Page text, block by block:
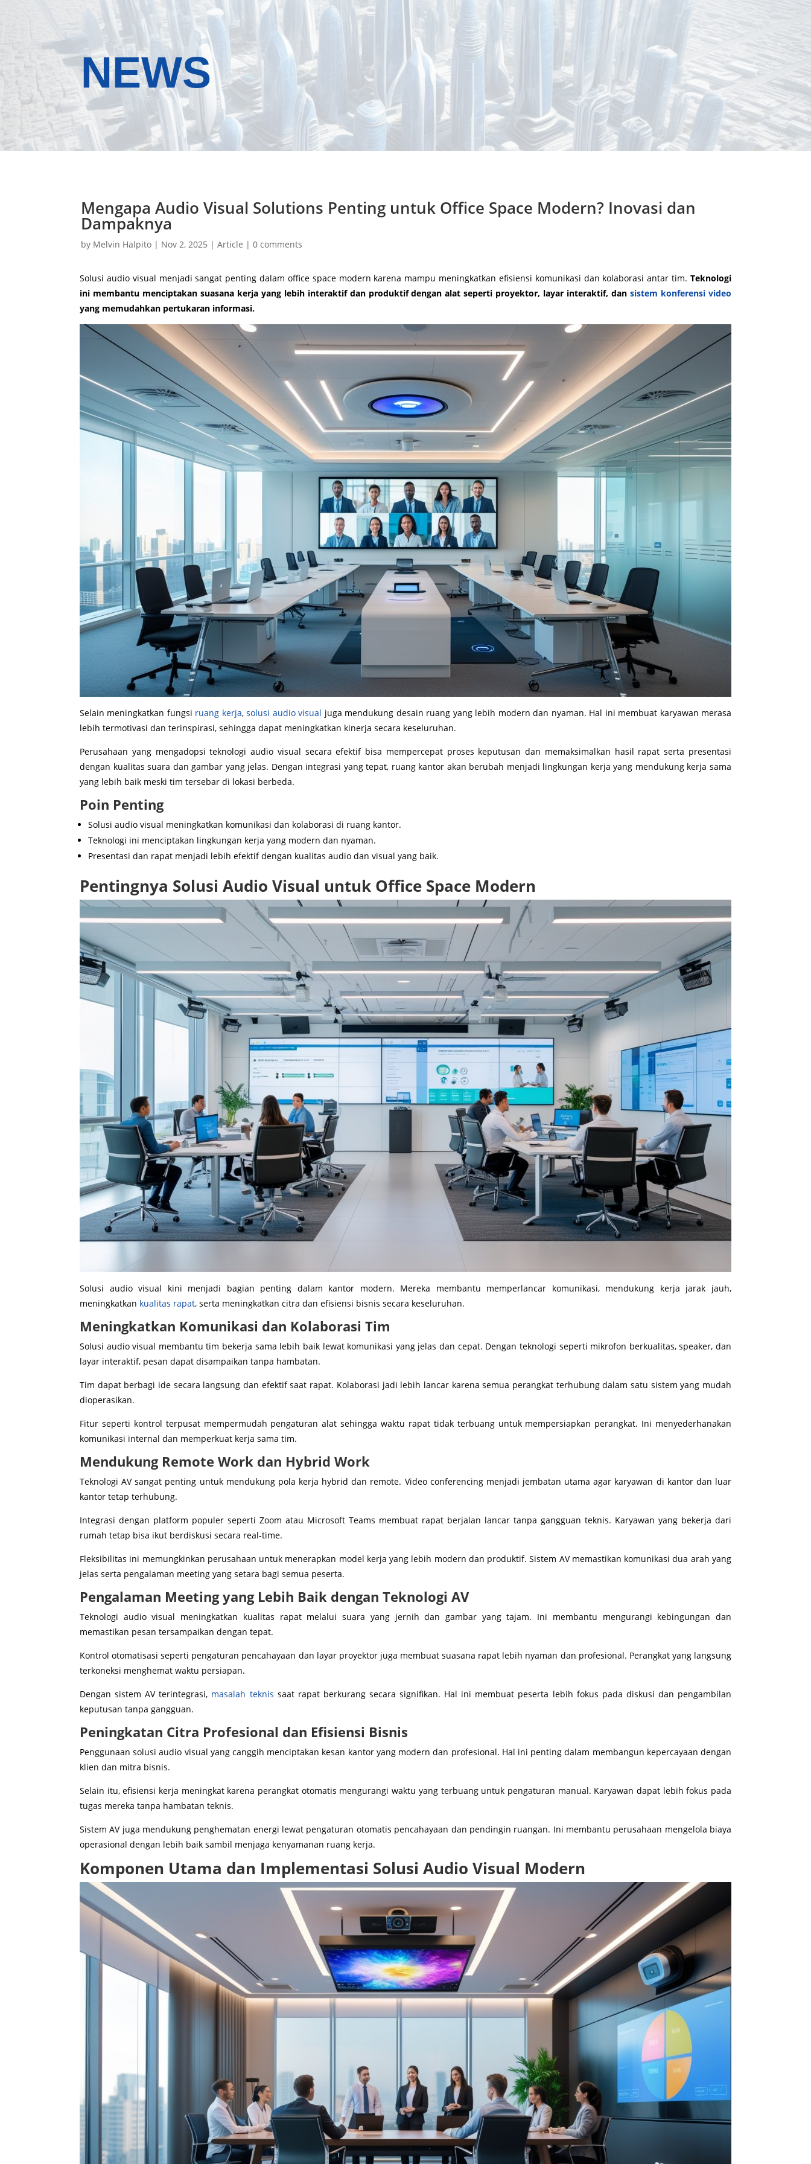
NEWS
Mengapa Audio Visual Solutions Penting untuk Office Space Modern? Inovasi dan
Dampaknya
by Melvin Halpito | Nov 2, 2025 |Article |0 comments
Solusi audio visual menjadi sangat penting dalam office space modern karena mampu meningkatkan efisiensi komunikasi dan kolaborasi antar tim. Teknologi
ini membantu menciptakan suasana kerja yang lebih interaktif dan produktif dengan alat seperti proyektor, layar interaktif, dansistem konferensi video
yang memudahkan pertukaran informasi.
Selain meningkatkan fungsi ruang kerja,solusi audio visual juga mendukung desain ruang yang lebih modern dan nyaman. Hal ini membuat karyawan merasa
lebih termotivasi dan terinspirasi, sehingga dapat meningkatkan kinerja secara keseluruhan.
Perusahaan yang mengadopsi teknologi audio visual secara efektif bisa mempercepat proses keputusan dan memaksimalkan hasil rapat serta presentasi
dengan kualitas suara dan gambar yang jelas. Dengan integrasi yang tepat, ruang kantor akan berubah menjadi lingkungan kerja yang mendukung kerja sama
yang lebih baik meski tim tersebar di lokasi berbeda.
Poin Penting
Solusi audio visual meningkatkan komunikasi dan kolaborasi di ruang kantor.
Teknologi ini menciptakan lingkungan kerja yang modern dan nyaman.
Presentasi dan rapat menjadi lebih efektif dengan kualitas audio dan visual yang baik.
Pentingnya Solusi Audio Visual untuk Office Space Modern
Solusi audio visual kini menjadi bagian penting dalam kantor modern. Mereka membantu memperlancar komunikasi, mendukung kerja jarak jauh,
meningkatkan kualitas rapat, serta meningkatkan citra dan efisiensi bisnis secara keseluruhan.
Meningkatkan Komunikasi dan Kolaborasi Tim
Solusi audio visual membantu tim bekerja sama lebih baik lewat komunikasi yang jelas dan cepat. Dengan teknologi seperti mikrofon berkualitas, speaker, dan
layar interaktif, pesan dapat disampaikan tanpa hambatan.
Tim dapat berbagi ide secara langsung dan efektif saat rapat. Kolaborasi jadi lebih lancar karena semua perangkat terhubung dalam satu sistem yang mudah
dioperasikan.
Fitur seperti kontrol terpusat mempermudah pengaturan alat sehingga waktu rapat tidak terbuang untuk mempersiapkan perangkat. Ini menyederhanakan
komunikasi internal dan memperkuat kerja sama tim.
Mendukung Remote Work dan Hybrid Work
Teknologi AV sangat penting untuk mendukung pola kerja hybrid dan remote. Video conferencing menjadi jembatan utama agar karyawan di kantor dan luar
kantor tetap terhubung.
Integrasi dengan platform populer seperti Zoom atau Microsoft Teams membuat rapat berjalan lancar tanpa gangguan teknis. Karyawan yang bekerja dari
rumah tetap bisa ikut berdiskusi secara real-time.
Fleksibilitas ini memungkinkan perusahaan untuk menerapkan model kerja yang lebih modern dan produktif. Sistem AV memastikan komunikasi dua arah yang
jelas serta pengalaman meeting yang setara bagi semua peserta.
Pengalaman Meeting yang Lebih Baik dengan Teknologi AV
Teknologi audio visual meningkatkan kualitas rapat melalui suara yang jernih dan gambar yang tajam. Ini membantu mengurangi kebingungan dan
memastikan pesan tersampaikan dengan tepat.
Kontrol otomatisasi seperti pengaturan pencahayaan dan layar proyektor juga membuat suasana rapat lebih nyaman dan profesional. Perangkat yang langsung
terkoneksi menghemat waktu persiapan.
Dengan sistem AV terintegrasi, masalah teknis saat rapat berkurang secara signifikan. Hal ini membuat peserta lebih fokus pada diskusi dan pengambilan
keputusan tanpa gangguan.
Peningkatan Citra Profesional dan Efisiensi Bisnis
Penggunaan solusi audio visual yang canggih menciptakan kesan kantor yang modern dan profesional. Hal ini penting dalam membangun kepercayaan dengan
klien dan mitra bisnis.
Selain itu, efisiensi kerja meningkat karena perangkat otomatis mengurangi waktu yang terbuang untuk pengaturan manual. Karyawan dapat lebih fokus pada
tugas mereka tanpa hambatan teknis.
Sistem AV juga mendukung penghematan energi lewat pengaturan otomatis pencahayaan dan pendingin ruangan. Ini membantu perusahaan mengelola biaya
operasional dengan lebih baik sambil menjaga kenyamanan ruang kerja.
Komponen Utama dan Implementasi Solusi Audio Visual Modern